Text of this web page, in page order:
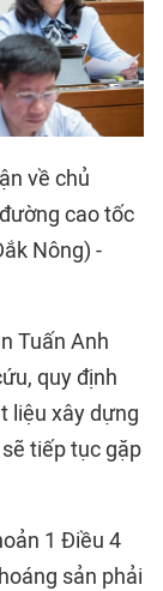
về chủ
cao tốc
Nông) -
Tuấn Anh
quy định
liệu xây dựng
tiếp tục gặp
1 Điều 4
sản phải